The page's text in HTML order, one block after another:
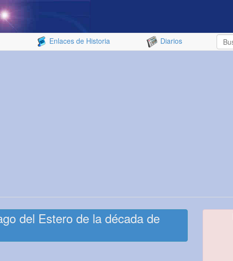
Enlaces de Historia Diarios
del Estero de la década de